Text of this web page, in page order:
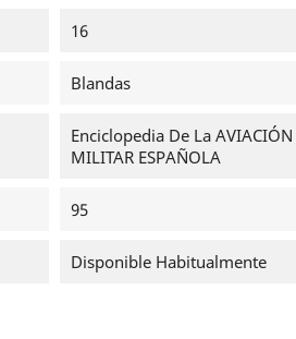
16
Blandas
Enciclopedia De La AVIACIÓN
MILITAR ESPAÑOLA
95
Disponible Habitualmente